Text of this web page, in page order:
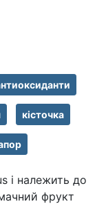
кісточка
і належить до
фрукт